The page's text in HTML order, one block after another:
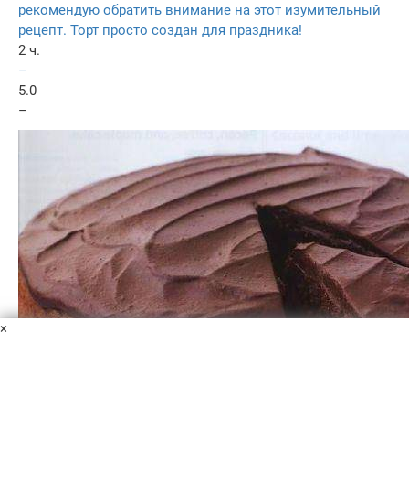
рекомендую обратить внимание на этот изумительный
рецепт. Торт просто создан для праздника!
2 ч.
–
5.0
–
×